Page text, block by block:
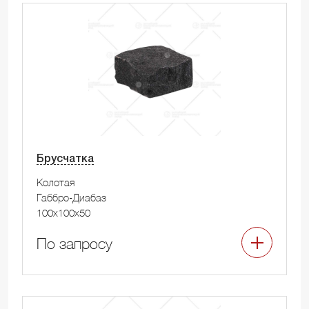
Брусчатка
Колотая
Габбро-Диабаз
100x100x50
По запросу